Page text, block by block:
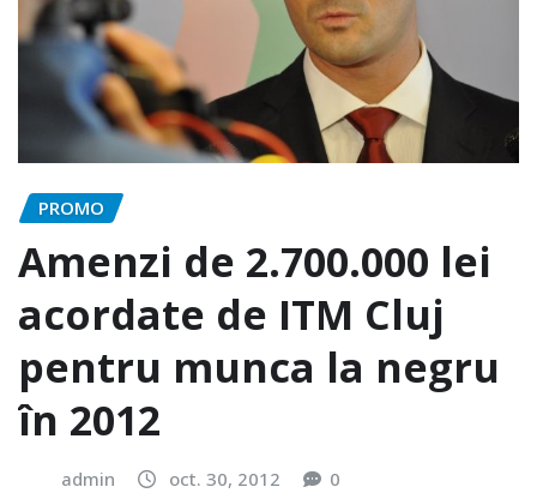
PROMO
Amenzi de 2.700.000 lei
acordate de ITM Cluj
pentru munca la negru
în 2012
admin oct. 30, 2012 0